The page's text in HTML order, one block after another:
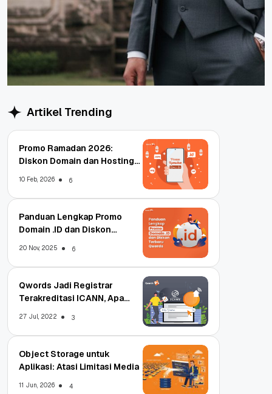
Artikel Trending
Promo Ramadan 2026:
Diskon Domain dan Hosting
10 Feb, 2026 6
Panduan Lengkap Promo
Domain .ID dan Diskon
20 Nov, 2025 6
Qwords Jadi Registrar
Terakreditasi ICANN, Apa
27 Jul, 2022 3
Object Storage untuk
Aplikasi: Atasi Limitasi Media
11 Jun, 2026 4